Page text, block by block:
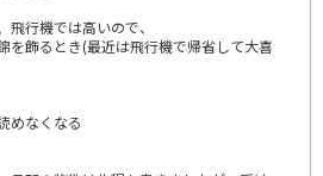
行機では高いので、
を飾るとき(最近は飛行機で帰省して大喜
めなくなる